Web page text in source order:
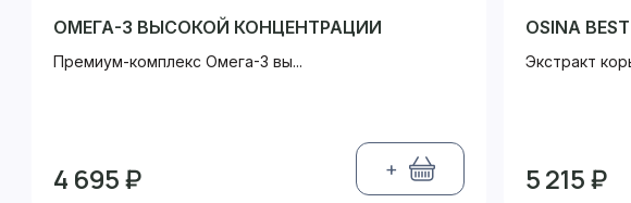
ОМЕГА-3 ВЫСОКОЙ КОНЦЕНТРАЦИИ
Премиум-комплекс Омега-3 вы...
4 695 ₽ +
OSINA
Экстракт
5 215 ₽